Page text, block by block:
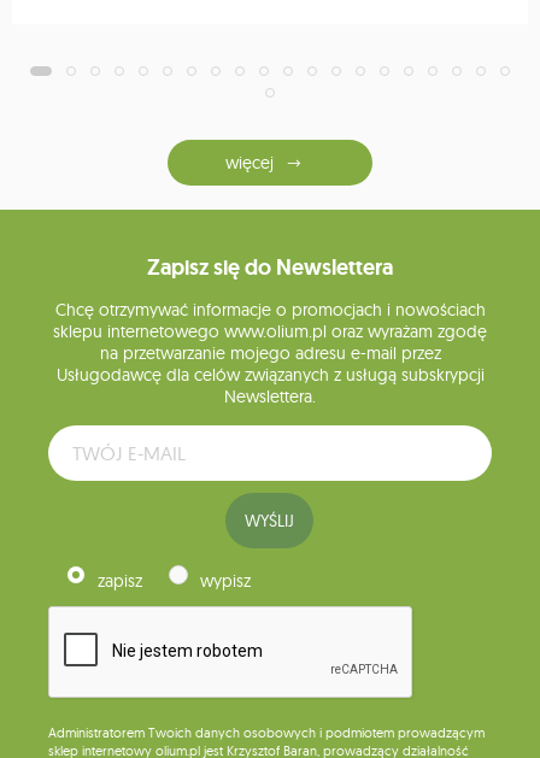
więcej
Zapisz się do Newslettera
Chcę otrzymywać informacje o promocjach i nowościach
sklepu internetowego www.olium.pl oraz wyrażam zgodę
na przetwarzanie mojego adresu e-mail przez
Usługodawcę dla celów związanych z usługą subskrypcji
Newslettera.
WYŚLIJ
zapisz wypisz
Administratorem Twoich danych osobowych i podmiotem prowadzącym
sklep internetowy olium.pl jest Krzysztof Baran, prowadzący działalność